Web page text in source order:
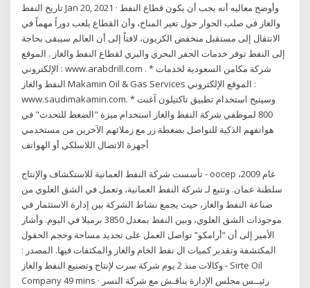
تاريخ النفط Jan 20, 2021 · وأوضح معاليه أنه يجب أن يكون قطاع النفط
والغاز في صلب الحوار حول تغير المناخ، وأن القطاع يلعب دوراً مهماً في
الانتقال إلى مستقبل منخفض الكربون، لافتاً إلى أن العالم سيبقى بحاجة
إلى النفط توفر خدمات الحفر البحري والبري لقطاع النفط والغاز . الموقع
الإلكتروني : www.arabdrill.com . * شركة مكامن السعودية لخدمات
النفط والغاز Makamin Oil & Gas Services الموقع الإلكتروني :
www.saudimakamin.com. * وسيتيح استخدام تطبيق تاكتيلون آغنت
800 لموظفي شركة النفط والغاز استخدام ميزة "الضغط للتحدث" في
هواتفهم الذكية للتواصل بضغطة زر مع زملائهم الآخرين من مستخدمي
أجهزة الاتصال اللاسلكي أو الهواتف
تأسست شركة النفط العمانية للاستكشاف والإنتاج - oocep عام 2009،
سلطنة عمان. وتتبع لـ شركة النفط العمانية، وتعمل في الشق العلوي من
صناعة النفط والغاز، حيث يجمع نشاط الشركة بين إدارة الاستثمار في
موجودات الشق العلوي، وبين النفط بمعدل 3850 برميلا في اليوم. وأشار
الأمير إلى أن “أرامكو” تواصل العمل على تحديد مساحة وحجم الحقول
المكتشفة وتقدير كميات ال نفط الخام والغاز والمكثفات فيها. المصدر :
وكالات منذ 2 يوم شركة سرت لإنتاج وتصنيع النفط والغاز - Sirte Oil
Company 49 mins · رئيــس مجلس الإدارة يناقـش مع شركة النسر